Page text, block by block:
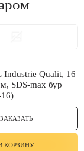
SDS-max бур
ЗАКАЗАТЬ
КОРЗИНУ